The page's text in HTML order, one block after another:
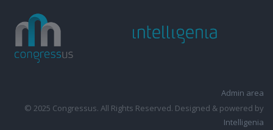
Admin area
© 2025 Congressus. All Rights Reserved. Designed & powered by
Intelligenia